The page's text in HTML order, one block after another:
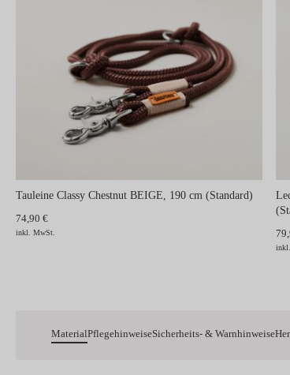
Tauleine Classy Chestnut BEIGE, 190 cm (Standard)
74,90 €
inkl. MwSt.
MaterialPflegehinweiseSicherheits- & Warnhinweise